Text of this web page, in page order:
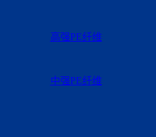
高强PE纤维
中强PE纤维